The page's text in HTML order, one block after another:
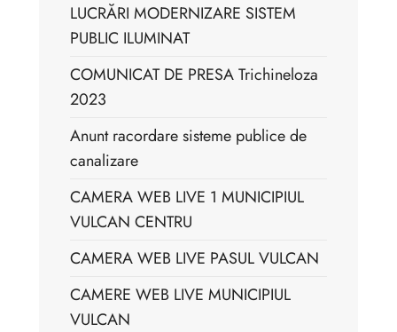
LUCRĂRI MODERNIZARE SISTEM
PUBLIC ILUMINAT
COMUNICAT DE PRESA Trichineloza
2023
Anunt racordare sisteme publice de
canalizare
CAMERA WEB LIVE 1 MUNICIPIUL
VULCAN CENTRU
CAMERA WEB LIVE PASUL VULCAN
CAMERE WEB LIVE MUNICIPIUL
VULCAN